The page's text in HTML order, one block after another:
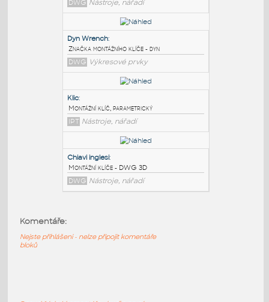
Stranový montážní klíč, 2D
DWG
Nástroje, nářadí
Dyn Wrench:
Značka montážního klíče - dyn
DWG Výkresové prvky
Nástroje, nářadí
Komentáře:
Nejste přihlášeni - nelze připojit komentáře
bloků